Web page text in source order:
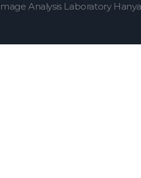
Analysis Laboratory